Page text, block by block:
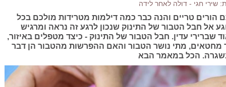
שירי חגי - דולה לאחר לידה
הורים טריים והנה כבר כמה דילמות מטרידות מולכם בכל
אל חבל הטבור של התינוק שנכון לרגע זה נראה ומרגיש
שברירי עדין. חבל הטבור של התינוק - כיצד מטפלים באיזור,
מחטאים, מתי נושר הטבור והאם ההפרשות מהטבור הן דבר
הכל במאמר הבא